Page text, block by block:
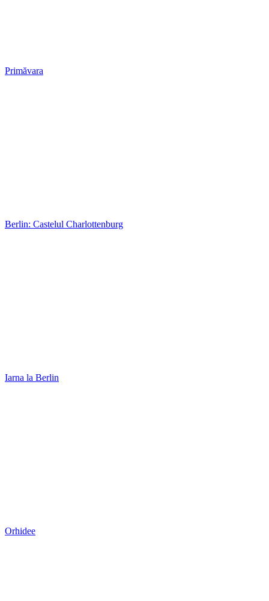
Primăvara
Berlin: Castelul Charlottenburg
Iarna la Berlin
Orhidee